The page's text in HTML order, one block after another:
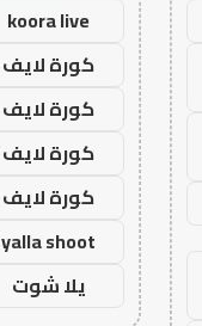
koora live
كورة لايف
كورة لايف
كورة لايف
كورة لايف
yalla shoot
يلا شوت